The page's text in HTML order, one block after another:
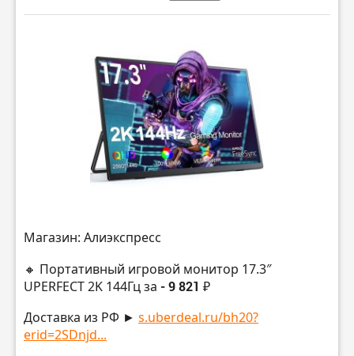
Магазин: Алиэкспресс
🔸 Портативный игровой монитор 17.3″
UPERFECT 2K 144Гц за - 9 821 ₽
Доставка из РФ ► s.uberdeal.ru/bh20?
erid=2SDnjd...